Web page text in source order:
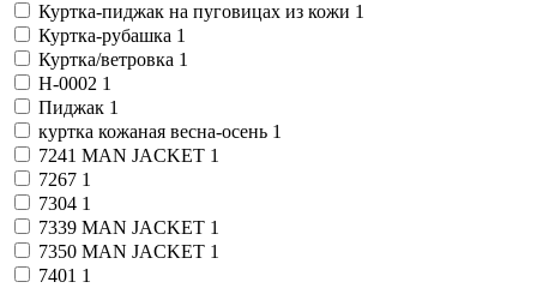
Куртка-пиджак на пуговицах из кожи 1
Куртка-рубашка 1
Куртка/ветровка 1
Н-0002 1
Пиджак 1
куртка кожаная весна-осень 1
7241 MAN JACKET 1
7267 1
7304 1
7339 MAN JACKET 1
7350 MAN JACKET 1
7401 1